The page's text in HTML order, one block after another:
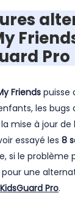
Pro
Friends puisse
les bugs
mise à jour de
essayé les 8
si le problème
une
KidsGuard Pro.